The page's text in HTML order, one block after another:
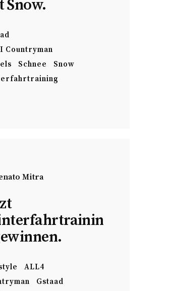
Snow.
Countryman
Schnee
Snow
Mitra
ALL4
Gstaad